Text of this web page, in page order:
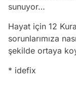
sunuyor…
Hayat için 12
sorunlarımıza
şekilde ortaya
* idefix